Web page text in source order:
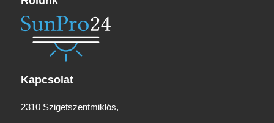
Kapcsolat
2310 Szigetszentmiklós,